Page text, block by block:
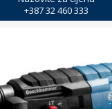
+387 32 460 333